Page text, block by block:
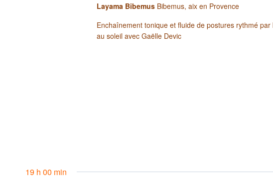
Layama Bibemus Bibemus, aix en Provence
Enchaînement tonique et fluide de postures rythmé
au soleil avec Gaëlle Devic
19 h 00 min